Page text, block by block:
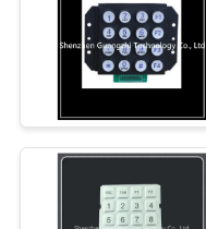
VISITE
D'USINE
CONTRÔLE
DE
QUALITÉ